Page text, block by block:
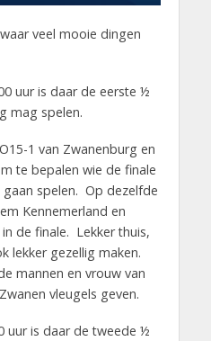
veel mooie dingen
uur is daar de eerste ½
mag spelen.
1 van Zwanenburg en
te bepalen wie de finale
spelen. Op dezelfde
Kennemerland en
in de finale. Lekker thuis,
lekker gezellig maken.
mannen en vrouw van
vleugels geven.
uur is daar de tweede ½